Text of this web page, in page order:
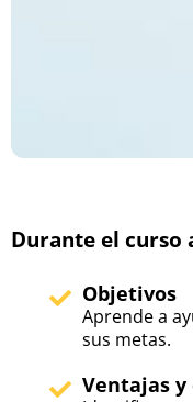
Durante el curso
Objetivos
Aprende a
sus metas.
Ventajas y